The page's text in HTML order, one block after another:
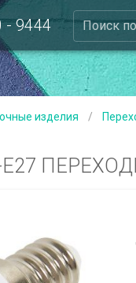
- 9444 Поиск
изделия /
E27